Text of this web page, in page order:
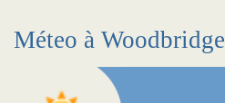
Méteo à Woodbridge